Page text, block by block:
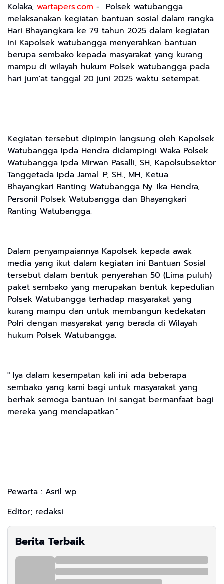
Kolaka, wartapers.com - Polsek watubangga
melaksanakan kegiatan bantuan sosial dalam rangka
Hari Bhayangkara ke 79 tahun 2025 dalam kegiatan
ini Kapolsek watubangga menyerahkan bantuan
berupa sembako kepada masyarakat yang kurang
mampu di wilayah hukum Polsek watubangga pada
hari jum'at tanggal 20 juni 2025 waktu setempat.
Kegiatan tersebut dipimpin langsung oleh Kapolsek
Watubangga Ipda Hendra didampingi Waka Polsek
Watubangga Ipda Mirwan Pasalli, SH, Kapolsubsektor
Tanggetada Ipda Jamal. P, SH., MH, Ketua
Bhayangkari Ranting Watubangga Ny. Ika Hendra,
Personil Polsek Watubangga dan Bhayangkari
Ranting Watubangga.
Dalam penyampaiannya Kapolsek kepada awak
media yang ikut dalam kegiatan ini Bantuan Sosial
tersebut dalam bentuk penyerahan 50 (Lima puluh)
paket sembako yang merupakan bentuk kepedulian
Polsek Watubangga terhadap masyarakat yang
kurang mampu dan untuk membangun kedekatan
Polri dengan masyarakat yang berada di Wilayah
hukum Polsek Watubangga.
" Iya dalam kesempatan kali ini ada beberapa
sembako yang kami bagi untuk masyarakat yang
berhak semoga bantuan ini sangat bermanfaat bagi
mereka yang mendapatkan."
Pewarta : Asril wp
Editor; redaksi
Berita Terbaik